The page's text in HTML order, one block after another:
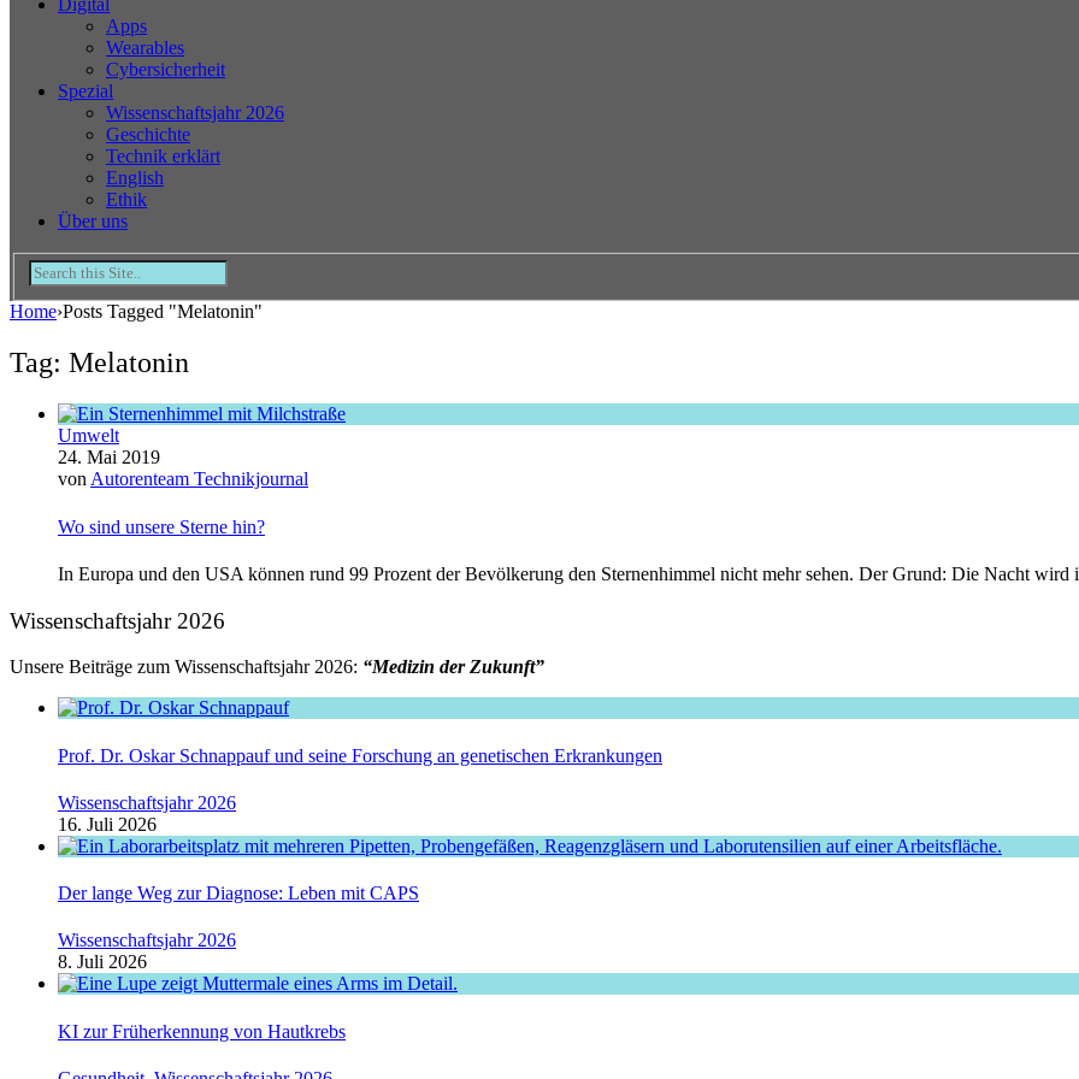
Apps
Wearables
Cybersicherheit
Spezial
Wissenschaftsjahr 2026
Geschichte
Technik erklärt
English
Ethik
Über uns
Home›Posts Tagged "Melatonin"
Tag: Melatonin
Umwelt
24. Mai 2019
von Autorenteam Technikjournal
Wo sind unsere Sterne hin?
In Europa und den USA können rund 99 Prozent der Bevölkerung den Sternenhimmel nicht mehr sehen. Der Grund: Die Nacht
Wissenschaftsjahr 2026
Unsere Beiträge zum Wissenschaftsjahr 2026: “Medizin der Zukunft”
Prof. Dr. Oskar Schnappauf und seine Forschung an genetischen Erkrankungen
Wissenschaftsjahr 2026
16. Juli 2026
Der lange Weg zur Diagnose: Leben mit CAPS
Wissenschaftsjahr 2026
8. Juli 2026
KI zur Früherkennung von Hautkrebs